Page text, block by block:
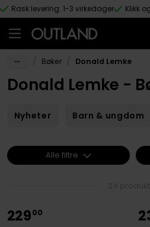
Hopp til hovedinnhold
Rask levering: 1-3 virkedager Klikk
Bøker Donald Lemke
Donald Lemke -
Nyheter Barn & ungdom
22900
Alle filtre